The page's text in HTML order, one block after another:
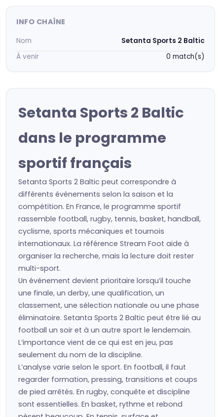
INFO CHAÎNE
Nom
Setanta Sports 2 Baltic
À venir
0 match(s)
Setanta Sports 2 Baltic
dans le programme
sportif français
Setanta Sports 2 Baltic peut correspondre à
différents événements selon la saison et la
compétition. En France, le programme sportif
rassemble football, rugby, tennis, basket, handball,
cyclisme, sports mécaniques et tournois
internationaux. La référence Stream Foot aide à
organiser la recherche, mais la lecture doit rester
multi-sport.
Un événement devient prioritaire lorsqu’il touche
une finale, un derby, une qualification, un
classement, une sélection nationale ou une phase
éliminatoire. Setanta Sports 2 Baltic peut être lié au
football un soir et à un autre sport le lendemain.
L’importance vient de ce qui est en jeu, pas
seulement du nom de la discipline.
L’analyse varie selon le sport. En football, il faut
regarder formation, pressing, transitions et coups
de pied arrêtés. En rugby, conquête et discipline
sont essentielles. En basket, rythme et rebond